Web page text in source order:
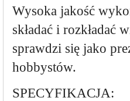
Wysoka jakość
składać i rozkładać
sprawdzi się jako
hobbystów.
SPECYFIKACJA: